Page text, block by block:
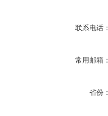
联系电话：
常用邮箱：
省份：